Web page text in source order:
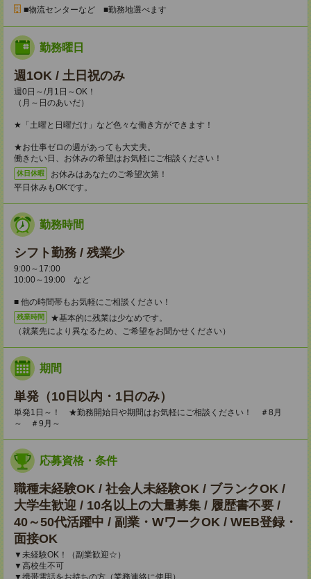
■物流センターなど ■勤務地選べます
勤務曜日
週1OK / 土日祝のみ
週0日～/月1日～OK！
（月～日のあいだ）
★「土曜と日曜だけ」など色々な働き方ができます！
★お仕事ゼロの週があっても大丈夫。
働きたい日、お休みの希望はお気軽にご相談ください！
休日休暇
お休みはあなたのご希望次第！
平日休みもOKです。
勤務時間
シフト勤務 / 残業少
9:00～17:00
10:00～19:00 など
■ 他の時間帯もお気軽にご相談ください！
残業時間
★基本的に残業は少なめです。
（就業先により異なるため、ご希望をお聞かせください）
期間
単発（10日以内・1日のみ）
単発1日～！ ★勤務開始日や期間はお気軽にご相談ください！ ＃8月
～ ＃9月～
応募資格・条件
職種未経験OK / 社会人未経験OK / ブランクOK /
大学生歓迎 / 10名以上の大量募集 / 履歴書不要 /
40～50代活躍中 / 副業・WワークOK / WEB登録・
面接OK
▼未経験OK！（副業歓迎☆）
▼高校生不可
▼携帯電話をお持ちの方（業務連絡に使用）